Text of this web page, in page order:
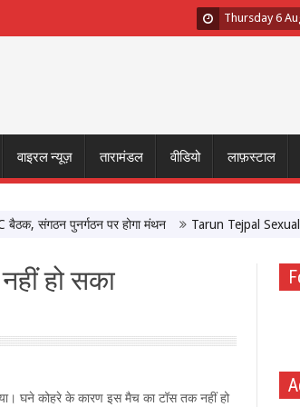
Thursday 6
वाइरल न्यूज़ तारामंडल वीडियो लाफ़स्टाल
पुनर्गठन पर होगा मंथन Tarun Tejpal Sexual
हो सका
घने कोहरे के कारण इस मैच का टॉस तक नहीं हो